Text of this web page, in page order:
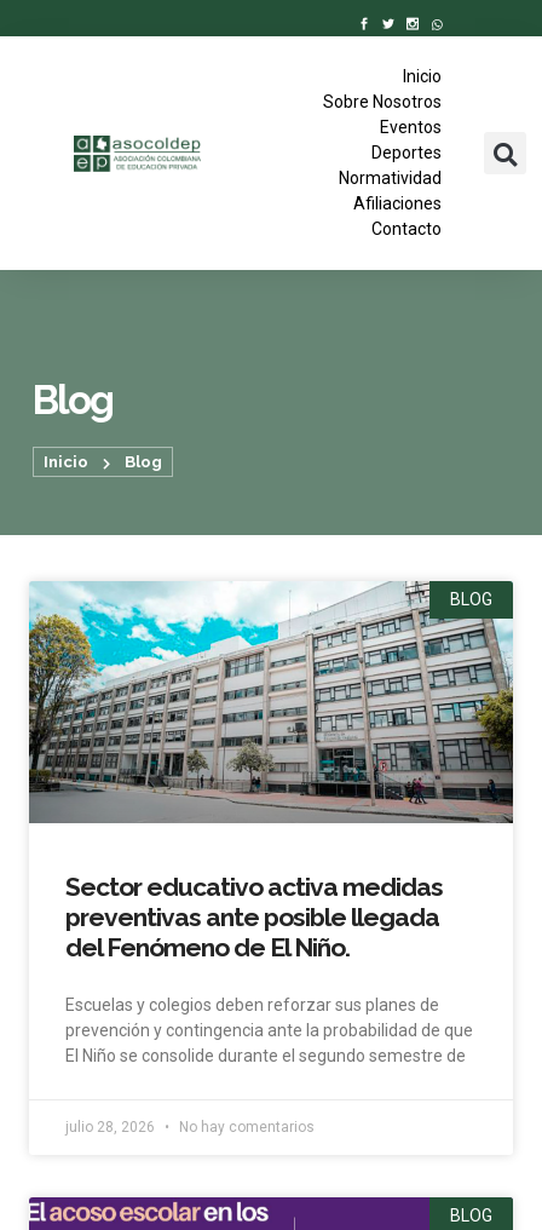
Inicio
Sobre Nosotros
Eventos
Deportes
Normatividad
Afiliaciones
Contacto
Blog
Inicio Blog
BLOG
Sector educativo activa medidas
preventivas ante posible llegada
del Fenómeno de El Niño.
​Escuelas y colegios deben reforzar sus planes de
prevención y contingencia ante la probabilidad de que
El Niño se consolide durante el segundo semestre de
julio 28, 2026 No hay comentarios
BLOG